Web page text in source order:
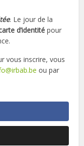
. Le jour de la
d’identité pour
vous inscrire, vous
ou par